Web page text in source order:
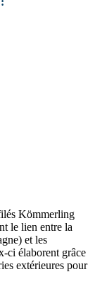
Kömmerling
le lien entre la
et les
ci élaborent grâce
extérieures pour